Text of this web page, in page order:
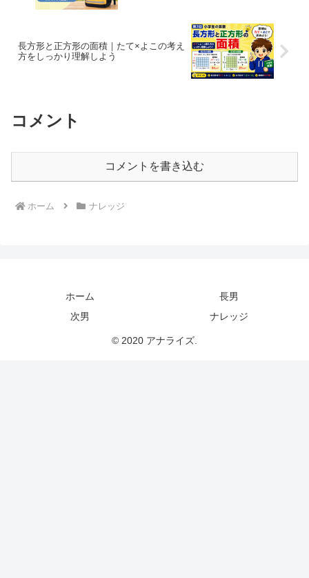
長方形と正方形の面積｜たて×よこの考え
方をしっかり理解しよう
コメント
コメントを書き込む
ホーム ナレッジ
ホーム
長男
次男
ナレッジ
© 2020 アナライズ.